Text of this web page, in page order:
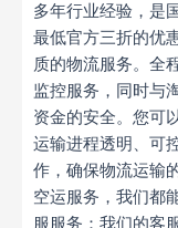
多年行业经验，是
最低官方三折的优
质的物流服务。全
监控服务，同时与
资金的安全。您可
运输进程透明、可
作，确保物流运输
空运服务，我们都
服服务：我们的客